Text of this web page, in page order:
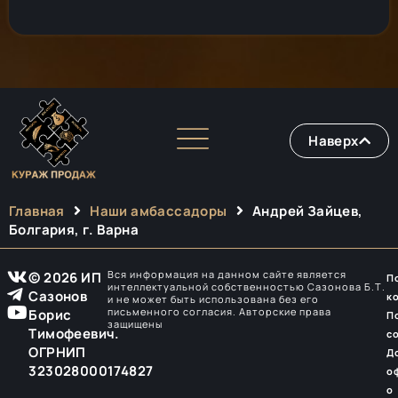
Наверх
Главная Наши амбассадоры
Андрей Зайцев,
Болгария, г. Варна
© 2026 ИП
Сазонов
Борис
Тимофеевич.
ОГРНИП
323028000174827
Вся информация на данном сайте является
интеллектуальной собственностью Сазонова Б.Т.
и не может быть использована без его
письменного согласия. Авторские права
защищены
о